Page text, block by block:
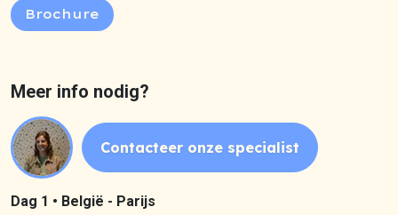
Brochure
Meer info nodig?
Contacteer onze specialist
Dag 1 • België - Parijs